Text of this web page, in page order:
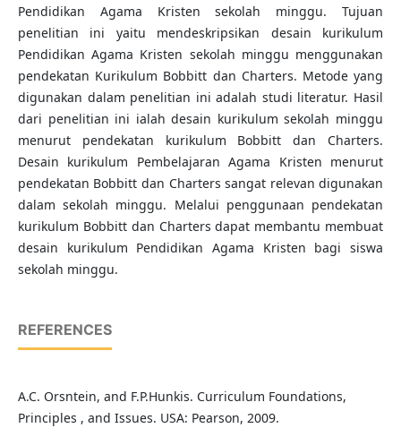
Pendidikan Agama Kristen sekolah minggu. Tujuan
penelitian ini yaitu mendeskripsikan desain kurikulum
Pendidikan Agama Kristen sekolah minggu menggunakan
pendekatan Kurikulum Bobbitt dan Charters. Metode yang
digunakan dalam penelitian ini adalah studi literatur. Hasil
dari penelitian ini ialah desain kurikulum sekolah minggu
menurut pendekatan kurikulum Bobbitt dan Charters.
Desain kurikulum Pembelajaran Agama Kristen menurut
pendekatan Bobbitt dan Charters sangat relevan digunakan
dalam sekolah minggu. Melalui penggunaan pendekatan
kurikulum Bobbitt dan Charters dapat membantu membuat
desain kurikulum Pendidikan Agama Kristen bagi siswa
sekolah minggu.
REFERENCES
A.C. Orsntein, and F.P.Hunkis. Curriculum Foundations,
Principles , and Issues. USA: Pearson, 2009.